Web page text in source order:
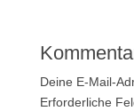
g
e
f
f
n
g
e
f
n
Deine E-Mail-
Erforderliche